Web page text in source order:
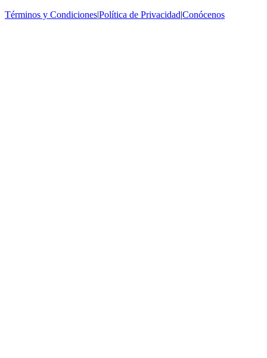
Términos y Condiciones|Política de Privacidad|Conócenos